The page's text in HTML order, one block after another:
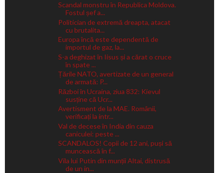
Scandal monstru în Republica Moldova.
Fostul șef a...
Politician de extremă dreapta, atacat
cu brutalita...
Europa încă este dependentă de
importul de gaz, la...
S-a deghizat în Iisus și a cărat o cruce
în spate ...
Țările NATO, avertizate de un general
de armată: P...
Război în Ucraina, ziua 832: Kievul
susține că Ucr...
Avertisment de la MAE. Românii,
verificați la intr...
Val de decese în India din cauza
caniculei: peste ...
SCANDALOS! Copii de 12 ani, puși să
muncească în f...
Vila lui Putin din munții Altai, distrusă
de un in...